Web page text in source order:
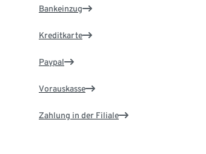
Bankeinzug
Kreditkarte
Paypal
Vorauskasse
Zahlung in der Filiale